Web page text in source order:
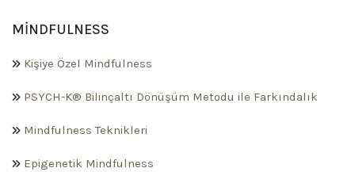
MINDFULNESS
Kişiye Özel Mindfulness
PSYCH-K® Bilinçaltı Dönüşüm Metodu ile Farkındalık
Mindfulness Teknikleri
Epigenetik Mindfulness